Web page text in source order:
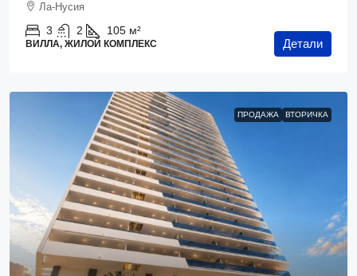
Ла-Нусия
3 2 105 м²
ВИЛЛА, ЖИЛОЙ КОМПЛЕКС Детали
ПРОДАЖА ВТОРИЧКА